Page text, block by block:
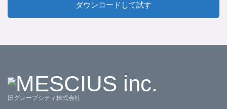
ダウンロードして試す
旧グレープシティ株式会社